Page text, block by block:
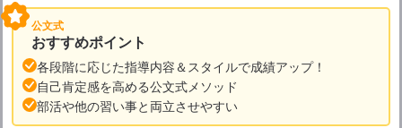
公文式
おすすめポイント
各段階に応じた指導内容＆スタイルで成績アップ！
自己肯定感を高める公文式メソッド
部活や他の習い事と両立させやすい